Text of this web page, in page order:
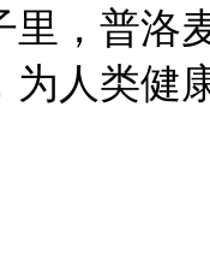
里，普洛
为人类健